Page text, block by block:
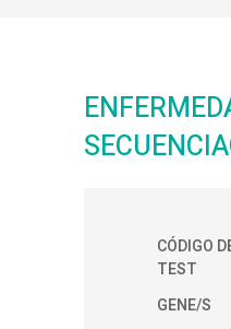
CÓDIGO
TEST
GENE/S